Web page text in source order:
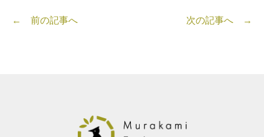
← 前の記事へ 次の記事へ →